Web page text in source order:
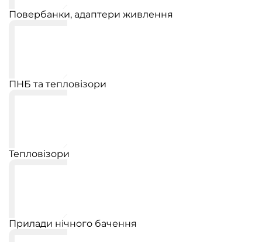
Повербанки, адаптери живлення
ПНБ та тепловізори
Тепловізори
Прилади нічного бачення